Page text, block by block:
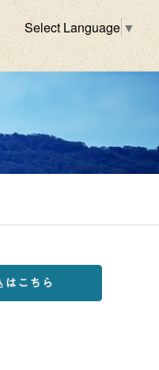
Select Language ▼